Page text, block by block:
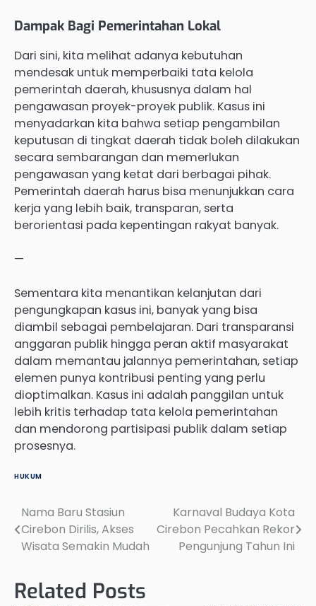
Dampak Bagi Pemerintahan Lokal
Dari sini, kita melihat adanya kebutuhan
mendesak untuk memperbaiki tata kelola
pemerintah daerah, khususnya dalam hal
pengawasan proyek-proyek publik. Kasus ini
menyadarkan kita bahwa setiap pengambilan
keputusan di tingkat daerah tidak boleh dilakukan
secara sembarangan dan memerlukan
pengawasan yang ketat dari berbagai pihak.
Pemerintah daerah harus bisa menunjukkan cara
kerja yang lebih baik, transparan, serta
berorientasi pada kepentingan rakyat banyak.
—
Sementara kita menantikan kelanjutan dari
pengungkapan kasus ini, banyak yang bisa
diambil sebagai pembelajaran. Dari transparansi
anggaran publik hingga peran aktif masyarakat
dalam memantau jalannya pemerintahan, setiap
elemen punya kontribusi penting yang perlu
dioptimalkan. Kasus ini adalah panggilan untuk
lebih kritis terhadap tata kelola pemerintahan
dan mendorong partisipasi publik dalam setiap
prosesnya.
HUKUM
Post
navigation
Nama Baru Stasiun
Cirebon Dirilis, Akses
Wisata Semakin Mudah
Karnaval Budaya Kota
Cirebon Pecahkan Rekor
Pengunjung Tahun Ini
Related Posts